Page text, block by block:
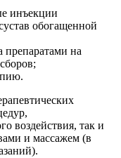
инъекции
обогащенной
препаратами на
воздействия, так и
и массажем (в